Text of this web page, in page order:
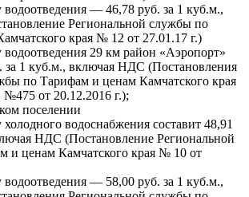
— 46,78 руб. за 1 куб.м.,
Региональной службы по
края № 12 от 27.01.17 г.)
29 км район «Аэропорт»
за 1 куб.м., включая НДС (Постановления
по Тарифам и ценам Камчатского края
от 20.12.2016 г.);
поселении
водоснабжения составит 48,91
НДС (Постановление Региональной
и ценам Камчатского края № 10 от
— 58,00 руб. за 1 куб.м.,